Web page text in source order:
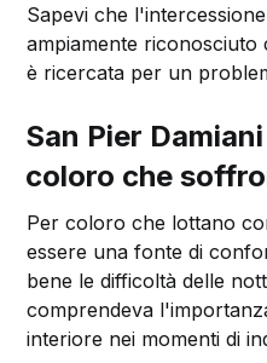
Sapevi che
ampiamente riconosciuto
è ricercata per un
San Pier
coloro che
Per coloro che lottano
essere una fonte di
bene le difficoltà delle
comprendeva
interiore nei momenti di